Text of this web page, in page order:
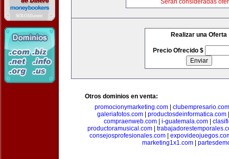
Serán consideradas
Realizar una Oferta
Precio Ofrecido $
Otros dominios en venta:
promocionymarketing.com| clubempresario.com
galeriafotos.com
productosdeinformatica.com
compraenweb.com| i-guatemala.com|
productoramusical.com
consejosprofesionales.com|
marketing1x1.com